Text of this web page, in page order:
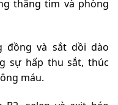
thẳng tim và phòng
đồng và sắt dồi dào
sự hấp thu sắt, thúc
máu.